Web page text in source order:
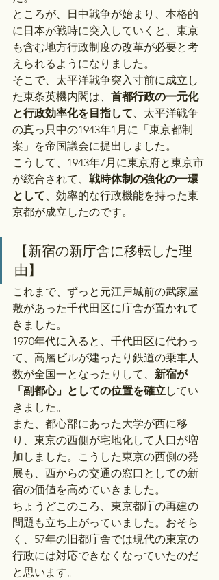
ところが、日中戦争が始まり、本格的
に日本が戦時に突入していくと、東京
も含む地方行政制度の改革が必要と考
えられるようになりました。
そこで、太平洋戦争突入寸前に成立し
た東条英機内閣は、 首都行政の一元化
と行政効率化を目指して、太平洋戦争
の真っ只中の1943年1月に「東京都制
案」を帝国議会に提出しました。
こうして、1943年7月に東京府と東京市
が統合されて、 戦時体制の強化の一環
として、効率的な行政機能を持った東
京都が成立したのです。
【新宿の新庁舎に移転した理
由】
これまで、ずっと元江戸城前の武家屋
敷があった千代田区に庁舎が置かれて
きました。
1970年代に入ると、千代田区に代わっ
て、高層ビルが建ったり鉄道の乗車人
数が全国一となったりして、 新宿が
「副都心」としての位置を確立してい
きました。
また、都心部にあった大学が西に移
り、東京の西側が宅地化して人口が増
加しました。こうした東京の西側の発
展も、西からの交通の窓口としての新
宿の価値を高めていきました。
ちょうどこのころ、東京都庁の再建の
問題も立ち上がっていました。おそら
く、57年の旧都庁舎では現代の東京の
行政には対応できなくなっていたのだ
と思います。